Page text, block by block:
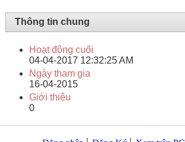
Thông tin chung
Hoạt động cuối
04-04-2017 12:32:25 AM
Ngày tham gia
16-04-2015
Giới thiệu
0